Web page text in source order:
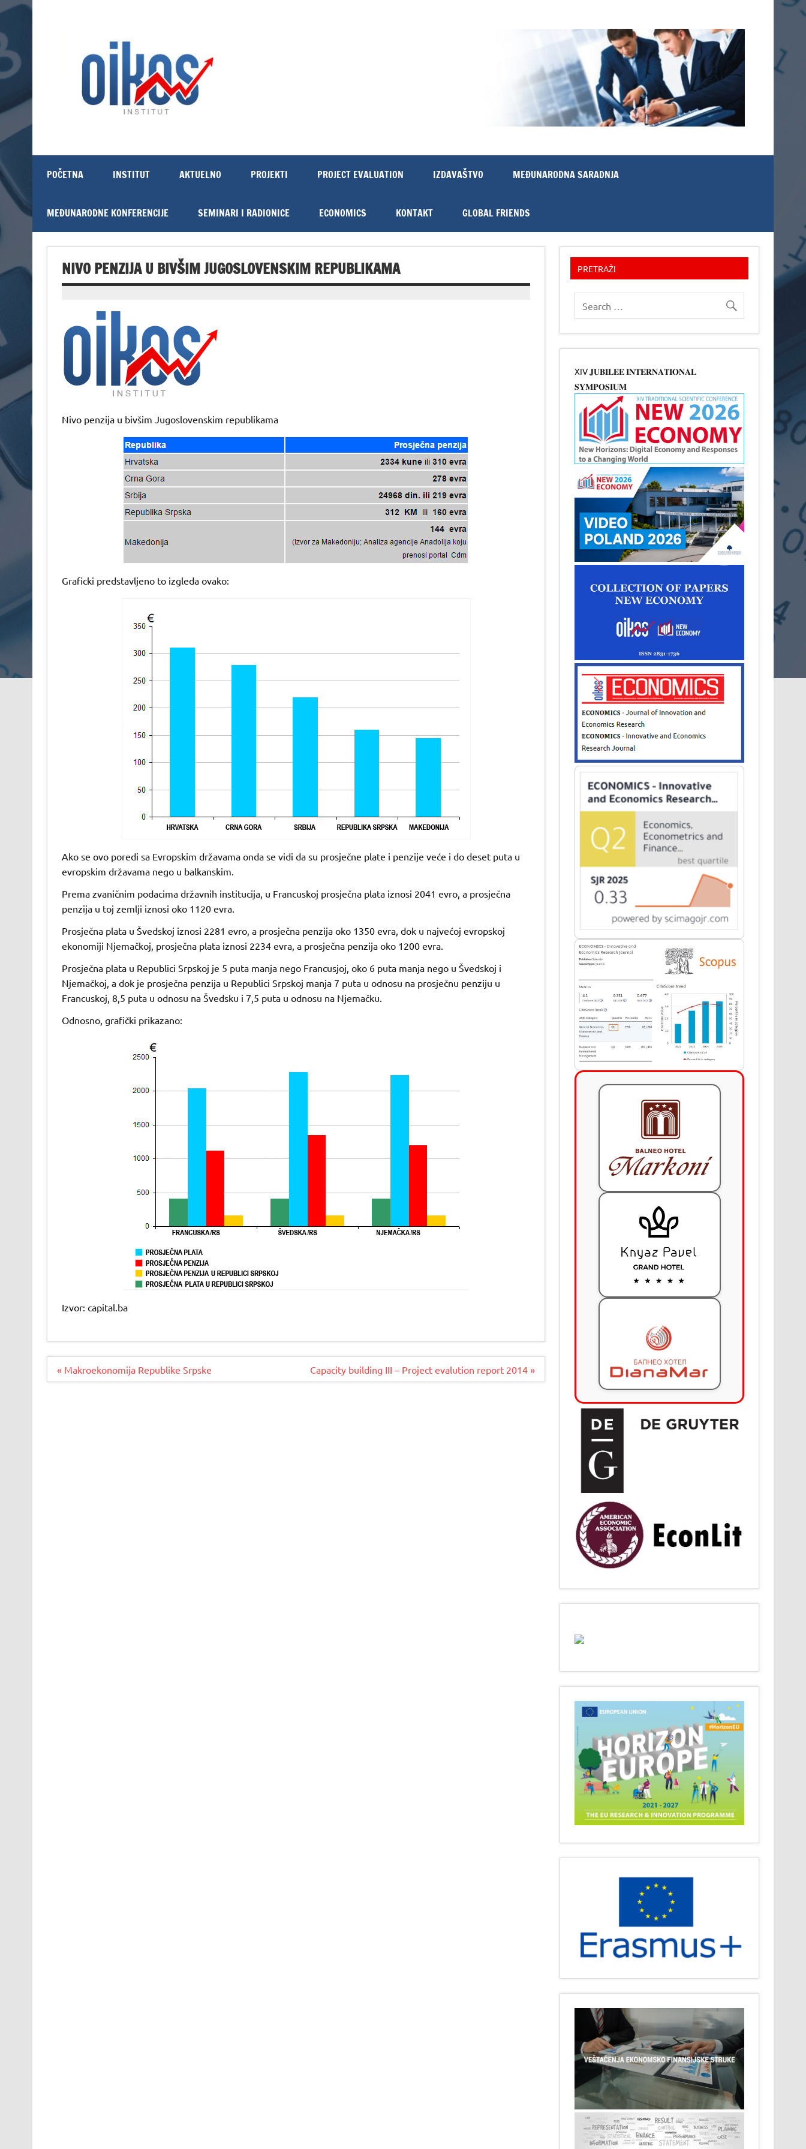
Skip
to
POČETNA INSTITUT AKTUELNO PROJEKTI PROJECT EVALUATION IZDAVAŠTVO MEĐUNARODNA SARADNJA
MEĐUNARODNE KONFERENCIJE SEMINARI I RADIONICE ECONOMICS KONTAKT GLOBAL FRIENDS
NIVO PENZIJA U BIVŠIM JUGOSLOVENSKIM REPUBLIKAMA
Nivo penzija u bivšim Jugoslovenskim republikama
Graficki predstavljeno to izgleda ovako:
Ako se ovo poredi sa Evropskim državama onda se vidi da su prosječne plate i penzije veće i do deset puta u
evropskim državama nego u balkanskim.
Prema zvaničnim podacima državnih institucija, u Francuskoj prosječna plata iznosi 2041 evro, a prosječna
penzija u toj zemlji iznosi oko 1120 evra.
Prosječna plata u Švedskoj iznosi 2281 evro, a prosječna penzija oko 1350 evra, dok u najvećoj evropskoj
ekonomiji Njemačkoj, prosječna plata iznosi 2234 evra, a prosječna penzija oko 1200 evra.
Prosječna plata u Republici Srpskoj je 5 puta manja nego Francusjoj, oko 6 puta manja nego u Švedskoj i
Njemačkoj, a dok je prosječna penzija u Republici Srpskoj manja 7 puta u odnosu na prosječnu penziju u
Francuskoj, 8,5 puta u odnosu na Švedsku i 7,5 puta u odnosu na Njemačku.
Odnosno, grafički prikazano:
Izvor: capital.ba
Navigacija
« Makroekonomija Republike Srpske Capacity building III – Project evalution report 2014 »
PRETRAŽI
XIV 𝐉𝐔𝐁𝐈𝐋𝐄𝐄 𝐈𝐍𝐓𝐄𝐑𝐍𝐀𝐓𝐈𝐎𝐍𝐀𝐋
𝐒𝐘𝐌𝐏𝐎𝐒𝐈𝐔𝐌